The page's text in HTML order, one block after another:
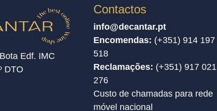
Edf. IMC
DTO
Contactos
info@decantar.pt
Encomendas: (+351) 914 197
518
Reclamações: (+351) 917 021
276
Custo de chamadas para rede
móvel nacional